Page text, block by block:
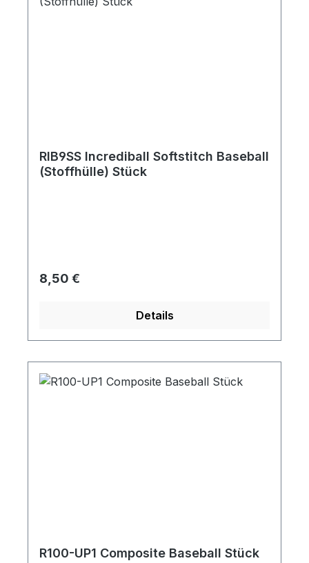
RIB9SS Incrediball Softstitch Baseball
(Stoffhülle) Stück
Regulärer Preis:
8,50 €
Details
R100-UP1 Composite Baseball Stück